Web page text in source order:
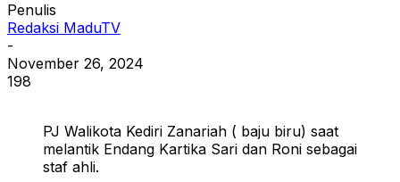
Penulis
Redaksi MaduTV
-
November 26, 2024
198
PJ Walikota Kediri Zanariah ( baju biru) saat
melantik Endang Kartika Sari dan Roni sebagai
staf ahli.